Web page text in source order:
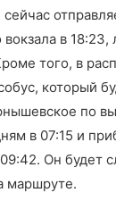
в 18:23,
того, в
который
по
в 07:15 и
Он будет
маршруте.